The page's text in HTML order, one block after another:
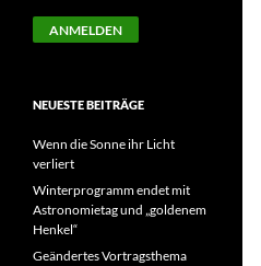
NEUESTE BEITRÄGE
Wenn die Sonne ihr Licht
verliert
Winterprogramm endet mit
Astronomietag und „goldenem
Henkel“
Geändertes Vortragsthema